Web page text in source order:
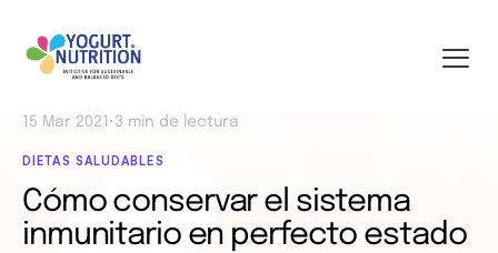
15 Mar 2021 • 3 min de lectura
DIETAS SALUDABLES
Cómo conservar el sistema
inmunitario en perfecto estado